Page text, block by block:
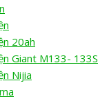
20ah
Giant M133- 133S
Nijia